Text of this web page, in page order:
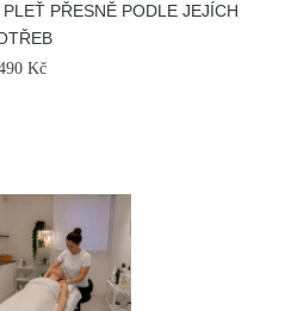
PŘESNĚ PODLE JEJÍCH
Kč